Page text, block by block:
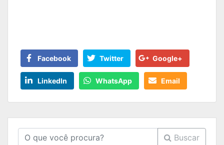
Facebook Twitter Google+
LinkedIn WhatsApp Email
Buscar